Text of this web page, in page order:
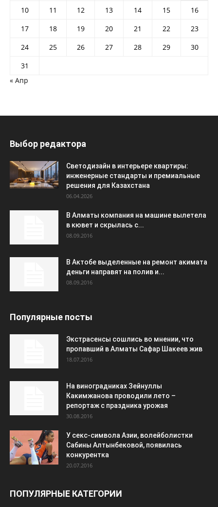
10
11 12 13 14 15
16
17
18 19 20 21 22
23
24
25 26 27 28 29
30
31
« Апр
Выбор редактора
Светодизайн в интерьере квартиры:
инженерные стандарты и премиальные
решения для Казахстана
06.04.2026
В Алматы компания на машине вылетела
в кювет и скрылась с...
08.09.2016
В Актобе выделенные на ремонт акимата
деньги направят на полив и...
08.09.2016
Популярные посты
Экстрасенсы сошлись во мнении, что
пропавший в Алматы Сафар Шакеев жив
18.07.2016
На виноградниках Зейнуллы
Какимжанова проводили лето –
репортаж с праздника урожая
30.08.2016
У секс-символа Азии, волейболистки
Сабины Алтынбековой, появилась
конкурентка
20.07.2016
ПОПУЛЯРНЫЕ КАТЕГОРИИ